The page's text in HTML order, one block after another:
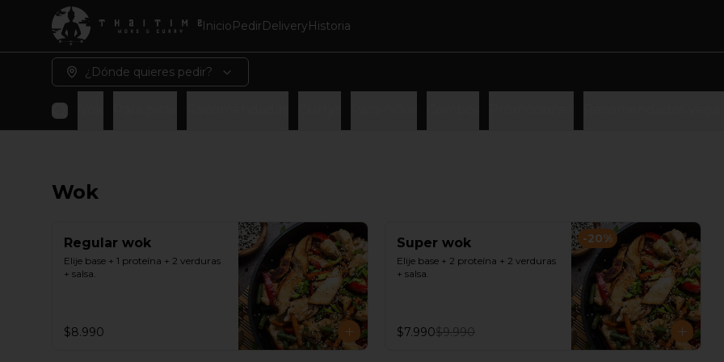
InicioPedirDeliveryHistoria
¿Dónde quieres pedir?
Wok
Regular wok
Elije base + 1 proteína + 2 verduras
+ salsa.
$8.990
-20%
Super wok
Elije base + 2 proteína + 2 verduras
+ salsa.
$7.990$9.990